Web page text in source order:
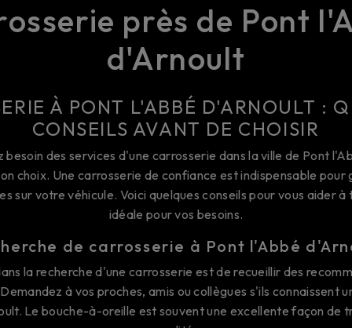
près de Pont
d'Arnoult
À PONT L'ABBÉ D'ARNOULT :
CONSEILS AVANT DE CHOISIR
besoin des services d'une carrosserie dans la ville de Pont
choix. Une carrosserie de confiance est indispensable
sur votre véhicule. Voici quelques conseils pour vous aider
idéale pour vos besoins.
de carrosserie à Pont l'Abbé
la recherche d'une carrosserie est de recueillir des
à vos proches, amis ou collègues s'ils connaissent
Le bouche-à-oreille est souvent une excellente façon de